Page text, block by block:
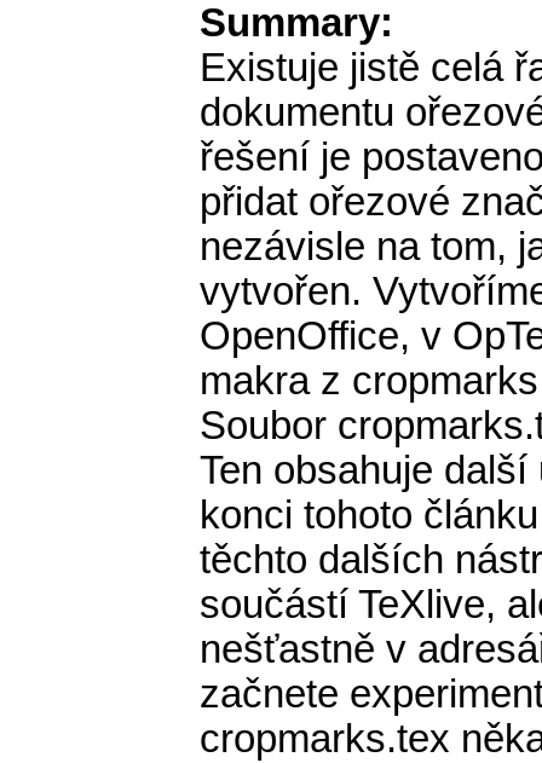
Summary:
Existuje jistě celá
dokumentu
řešení je
přidat ořezové
nezávisle na tom,
vytvořen.
OpenOffice, v
makra z
Soubor
Ten obsahuje
konci tohoto
těchto dalších
součástí TeXlive,
nešťastně v
začnete
cropmarks.tex